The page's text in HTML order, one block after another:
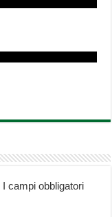
I campi obbligatori